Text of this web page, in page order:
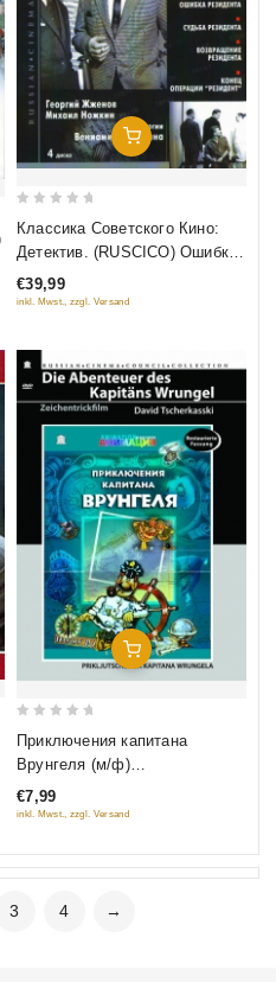
Добавить В Корзину
5
Классика Советского Кино:
Детектив. (RUSCICO) Ошибка
резидента. Судьба резидента.
Возвращение резидента.
DVD)
€39,99
inkl. Mwst., zzgl. Versand
Добавить В Корзину
out
5
Приключения капитана
Врунгеля (м/ф)
(Реставрированная версия)
(Diamant)
€7,99
inkl. Mwst., zzgl. Versand
3 4 →